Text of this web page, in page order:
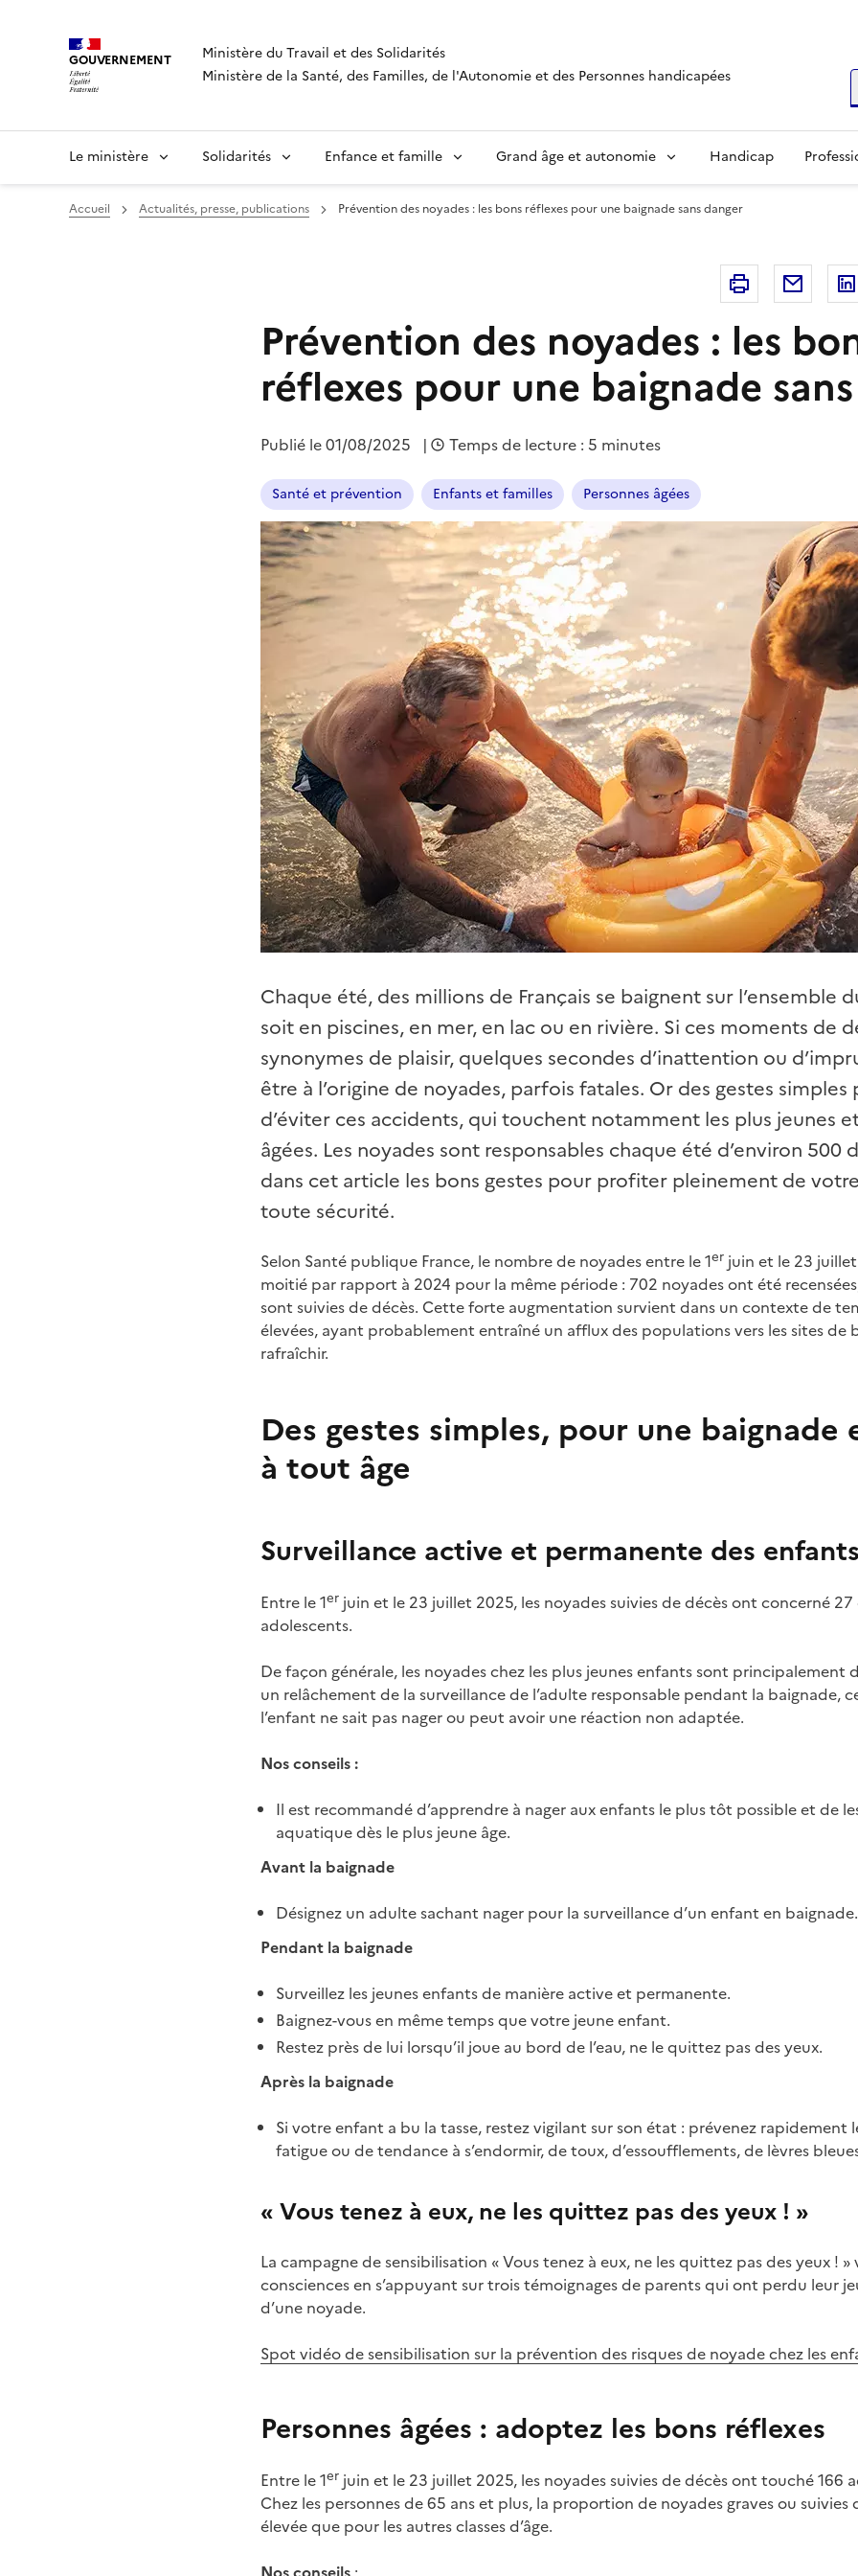
GOUVERNEMENT
Ministère du Travail et des Solidarités
Ministère de la Santé, des Familles, de l'Autonomie et des Personnes handicapées
Le ministère Solidarités Enfance et famille Grand âge et autonomie Handicap
Accueil Actualités, presse, publications Prévention des noyades : les bons réflexes pour une baignade sans danger
Imprimer
Prévention des noyades : les
réflexes pour une baignade
Publié le01/08/2025 | Temps de lecture : 5 minutes
Santé et prévention Enfants et familles Personnes âgées
Chaque été, des millions de Français se baignent sur l’ensemble
soit en piscines, en mer, en lac ou en rivière. Si ces moments de
synonymes de plaisir, quelques secondes d’inattention ou
être à l’origine de noyades, parfois fatales. Or des gestes
d’éviter ces accidents, qui touchent notamment les plus jeunes
âgées. Les noyades sont responsables chaque été d’environ 500
dans cet article les bons gestes pour profiter pleinement de
toute sécurité.
Selon Santé publique France, le nombre de noyades entre le 1er juin et le 23
moitié par rapport à 2024 pour la même période : 702 noyades ont été
sont suivies de décès. Cette forte augmentation survient dans un contexte de
élevées, ayant probablement entraîné un afflux des populations vers les sites de
rafraîchir.
Des gestes simples, pour une baignade
à tout âge
Surveillance active et permanente des
Entre le 1er juin et le 23 juillet 2025, les noyades suivies de décès ont concerné
adolescents.
De façon générale, les noyades chez les plus jeunes enfants sont principalement
un relâchement de la surveillance de l’adulte responsable pendant la baignade,
l’enfant ne sait pas nager ou peut avoir une réaction non adaptée.
Nos conseils :
Il est recommandé d’apprendre à nager aux enfants le plus tôt possible et de
aquatique dès le plus jeune âge.
Avant la baignade
Désignez un adulte sachant nager pour la surveillance d’un enfant en baignade.
Pendant la baignade
Surveillez les jeunes enfants de manière active et permanente.
Baignez-vous en même temps que votre jeune enfant.
Restez près de lui lorsqu’il joue au bord de l’eau, ne le quittez pas des yeux.
Après la baignade
Si votre enfant a bu la tasse, restez vigilant sur son état : prévenez rapidement
fatigue ou de tendance à s’endormir, de toux, d’essoufflements, de lèvres
« Vous tenez à eux, ne les quittez pas des yeux ! »
La campagne de sensibilisation « Vous tenez à eux, ne les quittez pas des yeux ! »
consciences en s’appuyant sur trois témoignages de parents qui ont perdu leur
d’une noyade.
Spot vidéo de sensibilisation sur la prévention des risques de noyade chez les
Personnes âgées : adoptez les bons réflexes
Entre le 1er juin et le 23 juillet 2025, les noyades suivies de décès ont touché 166
Chez les personnes de 65 ans et plus, la proportion de noyades graves ou suivies
élevée que pour les autres classes d’âge.